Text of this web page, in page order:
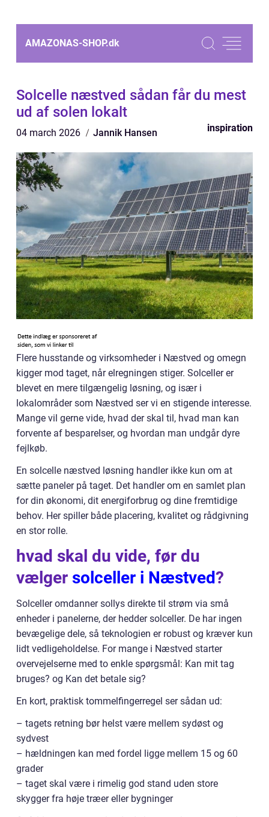
AMAZONAS-SHOP.dk
Solcelle næstved sådan får du mest
ud af solen lokalt
04 march 2026 Jannik Hansen inspiration
Flere husstande og virksomheder i Næstved og omegn
kigger mod taget, når elregningen stiger. Solceller er
blevet en mere tilgængelig løsning, og især i
lokalområder som Næstved ser vi en stigende interesse.
Mange vil gerne vide, hvad der skal til, hvad man kan
forvente af besparelser, og hvordan man undgår dyre
fejlkøb.
En solcelle næstved løsning handler ikke kun om at
sætte paneler på taget. Det handler om en samlet plan
for din økonomi, dit energiforbrug og dine fremtidige
behov. Her spiller både placering, kvalitet og rådgivning
en stor rolle.
hvad skal du vide, før du
vælger solceller i Næstved?
Solceller omdanner sollys direkte til strøm via små
enheder i panelerne, der hedder solceller. De har ingen
bevægelige dele, så teknologien er robust og kræver kun
lidt vedligeholdelse. For mange i Næstved starter
overvejelserne med to enkle spørgsmål: Kan mit tag
bruges? og Kan det betale sig?
En kort, praktisk tommelfingerregel ser sådan ud:
– tagets retning bør helst være mellem sydøst og
sydvest
– hældningen kan med fordel ligge mellem 15 og 60
grader
– taget skal være i rimelig god stand uden store
skygger fra høje træer eller bygninger